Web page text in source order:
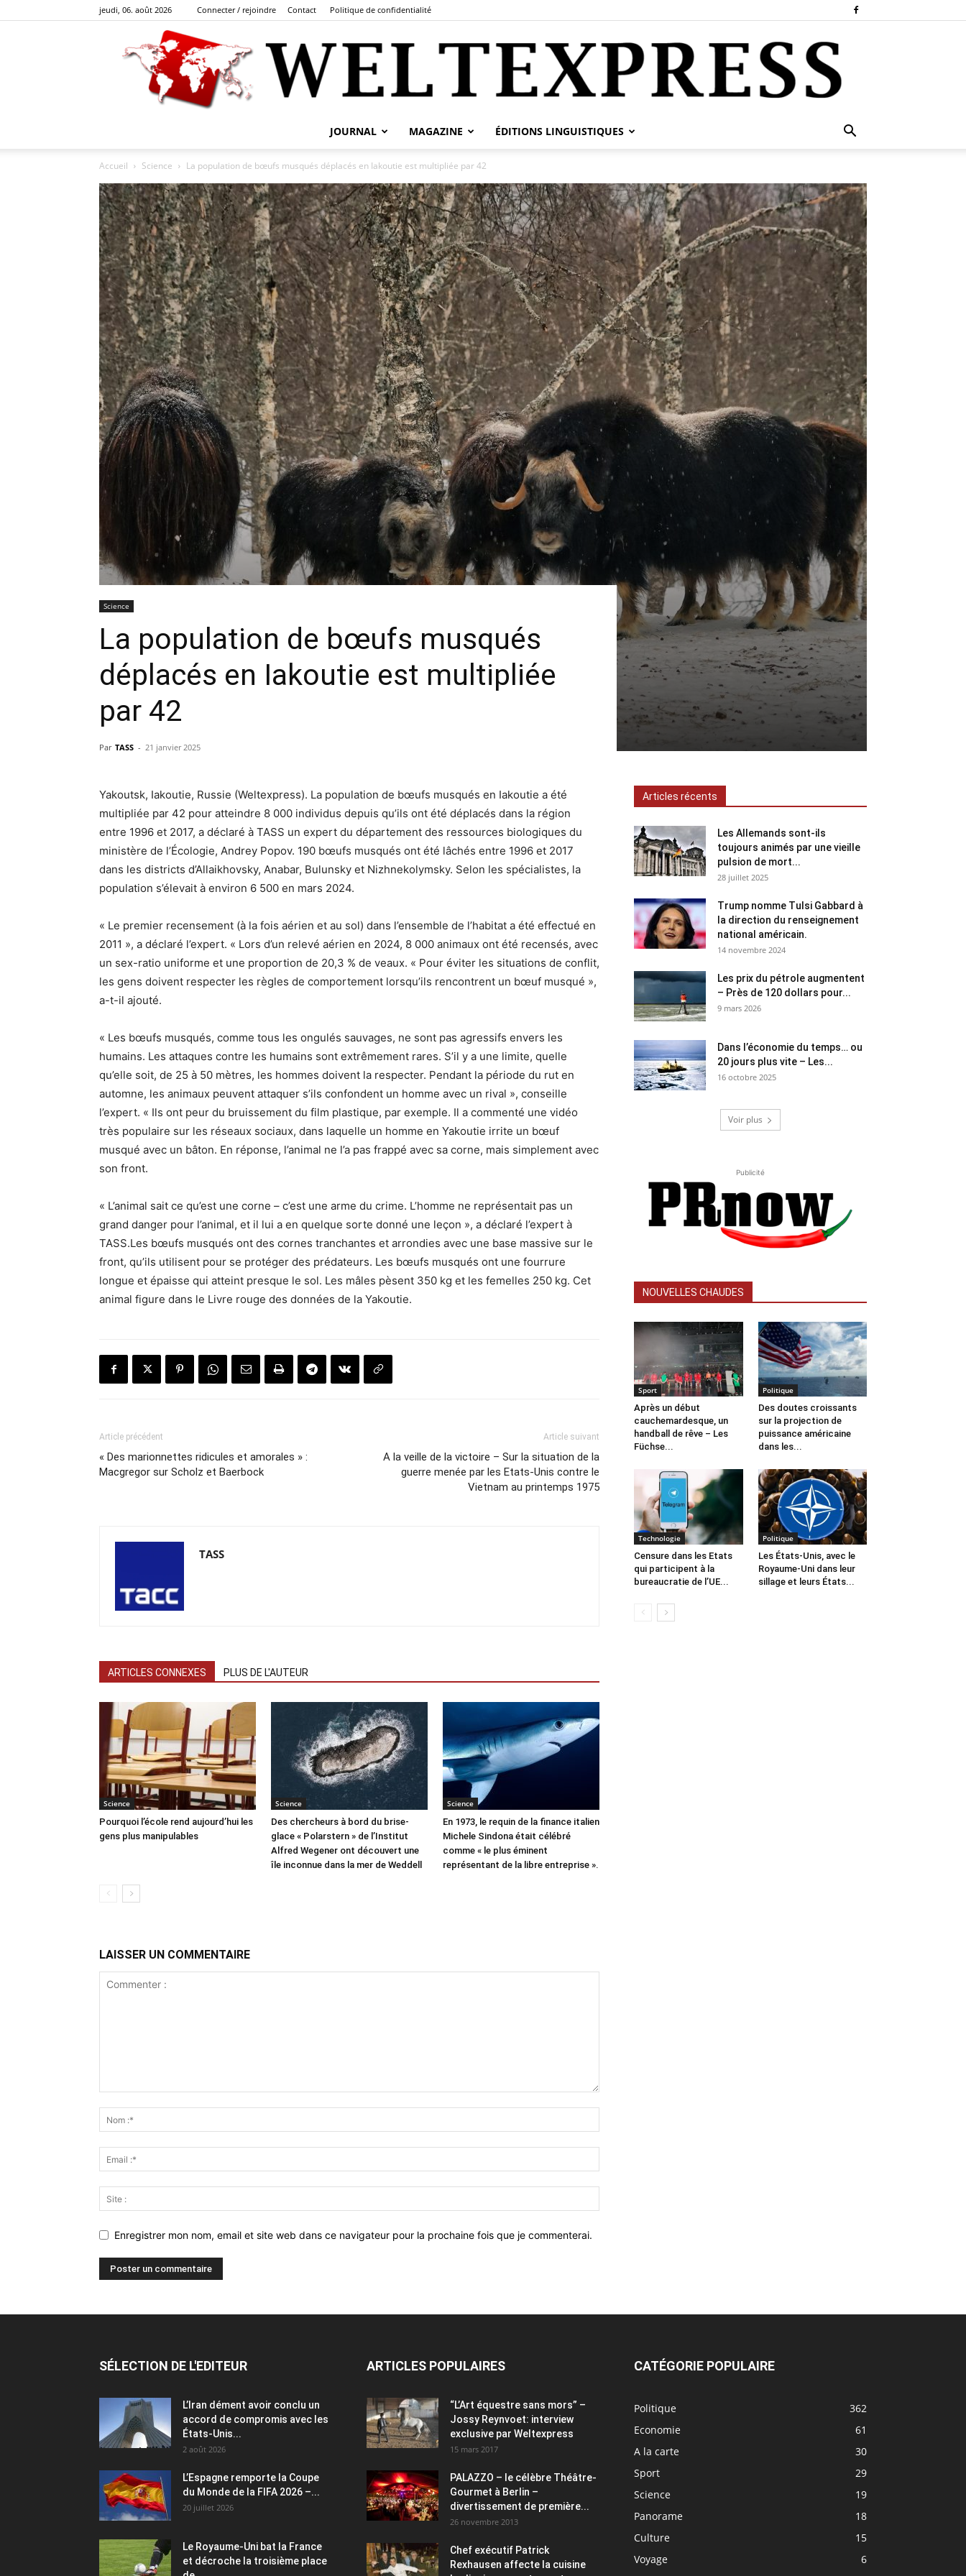
jeudi, 06. août 2026 Connecter / rejoindre Contact Politique de confidentialité
fr.weltexpress.info
JOURNAL MAGAZINE ÉDITIONS LINGUISTIQUES
Accueil Science La population de bœufs musqués déplacés en Iakoutie est multipliée par 42
Science
La population de bœufs musqués
déplacés en Iakoutie est multipliée
par 42
Par TASS - 21 janvier 2025
Yakoutsk, Iakoutie, Russie (Weltexpress). La population de bœufs musqués en Iakoutie a été
multipliée par 42 pour atteindre 8 000 individus depuis qu’ils ont été déplacés dans la région
entre 1996 et 2017, a déclaré à TASS un expert du département des ressources biologiques du
ministère de l’Écologie, Andrey Popov. 190 bœufs musqués ont été lâchés entre 1996 et 2017
dans les districts d’Allaikhovsky, Anabar, Bulunsky et Nizhnekolymsky. Selon les spécialistes, la
population s’élevait à environ 6 500 en mars 2024.
« Le premier recensement (à la fois aérien et au sol) dans l’ensemble de l’habitat a été effectué en
2011 », a déclaré l’expert. « Lors d’un relevé aérien en 2024, 8 000 animaux ont été recensés, avec
un sex-ratio uniforme et une proportion de 20,3 % de veaux. « Pour éviter les situations de conflit,
les gens doivent respecter les règles de comportement lorsqu’ils rencontrent un bœuf musqué »,
a-t-il ajouté.
« Les bœufs musqués, comme tous les ongulés sauvages, ne sont pas agressifs envers les
humains. Les attaques contre les humains sont extrêmement rares. S’il y a une limite, quelle
qu’elle soit, de 25 à 50 mètres, les hommes doivent la respecter. Pendant la période du rut en
automne, les animaux peuvent attaquer s’ils confondent un homme avec un rival », conseille
l’expert. « Ils ont peur du bruissement du film plastique, par exemple. Il a commenté une vidéo
très populaire sur les réseaux sociaux, dans laquelle un homme en Yakoutie irrite un bœuf
musqué avec un bâton. En réponse, l’animal ne l’a pas frappé avec sa corne, mais simplement avec
son front.
« L’animal sait ce qu’est une corne – c’est une arme du crime. L’homme ne représentait pas un
grand danger pour l’animal, et il lui a en quelque sorte donné une leçon », a déclaré l’expert à
TASS.Les bœufs musqués ont des cornes tranchantes et arrondies avec une base massive sur le
front, qu’ils utilisent pour se protéger des prédateurs. Les bœufs musqués ont une fourrure
longue et épaisse qui atteint presque le sol. Les mâles pèsent 350 kg et les femelles 250 kg. Cet
animal figure dans le Livre rouge des données de la Yakoutie.
Article précédent
« Des marionnettes ridicules et amorales » :
Macgregor sur Scholz et Baerbock
Article suivant
A la veille de la victoire – Sur la situation de la
guerre menée par les Etats-Unis contre le
Vietnam au printemps 1975
TASS
ARTICLES CONNEXES PLUS DE L'AUTEUR
Science
Pourquoi l’école rend aujourd’hui les
gens plus manipulables
Science
Des chercheurs à bord du brise-
glace « Polarstern » de l’Institut
Alfred Wegener ont découvert une
île inconnue dans la mer de Weddell
Science
En 1973, le requin de la finance italien
Michele Sindona était célébré
comme « le plus éminent
représentant de la libre entreprise ».
LAISSER UN COMMENTAIRE
Enregistrer mon nom, email et site web dans ce navigateur pour la prochaine fois que je commenterai.
Articles récents
Les Allemands sont-ils
toujours animés par une vieille
pulsion de mort...
28 juillet 2025
Trump nomme Tulsi Gabbard à
la direction du renseignement
national américain.
14 novembre 2024
Les prix du pétrole augmentent
– Près de 120 dollars pour...
9 mars 2026
Dans l’économie du temps… ou
20 jours plus vite – Les...
16 octobre 2025
Voir plus
Publicité
NOUVELLES CHAUDES
Sport
Après un début
cauchemardesque, un
handball de rêve – Les
Füchse...
Politique
Des doutes croissants
sur la projection de
puissance américaine
dans les...
Technologie
Censure dans les Etats
qui participent à la
bureaucratie de l’UE...
Politique
Les États-Unis, avec le
Royaume-Uni dans leur
sillage et leurs États...
SÉLECTION DE L'EDITEUR
L’Iran dément avoir conclu un
accord de compromis avec les
États-Unis...
2 août 2026
L’Espagne remporte la Coupe
du Monde de la FIFA 2026 –...
20 juillet 2026
Le Royaume-Uni bat la France
et décroche la troisième place
ARTICLES POPULAIRES
“L’Art équestre sans mors” –
Jossy Reynvoet: interview
exclusive par Weltexpress
15 mars 2017
PALAZZO – le célèbre Théâtre-
Gourmet à Berlin –
divertissement de première...
26 novembre 2013
Chef exécutif Patrick
Rexhausen affecte la cuisine
CATÉGORIE POPULAIRE
Politique
362
Economie
61
A la carte
30
Sport
29
Science
19
Panorame
18
Culture
15
Voyage
6